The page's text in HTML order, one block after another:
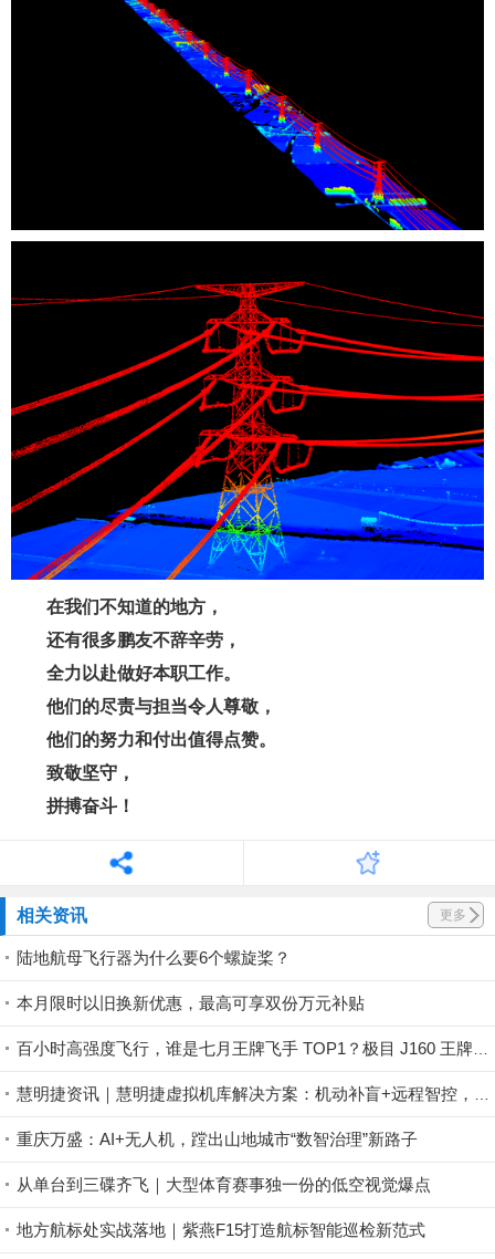
在我们不知道的地方，
还有很多鹏友不辞辛劳，
全力以赴做好本职工作。
他们的尽责与担当令人尊敬，
他们的努力和付出值得点赞。
致敬坚守，
拼搏奋斗！
相关资讯 更多
陆地航母飞行器为什么要6个螺旋桨？
本月限时以旧换新优惠，最高可享双份万元补贴
重庆万盛：AI+无人机，蹚出山地城市“数智治理”新路子
从单台到三碟齐飞｜大型体育赛事独一份的低空视觉爆点
地方航标处实战落地｜紫燕F15打造航标智能巡检新范式